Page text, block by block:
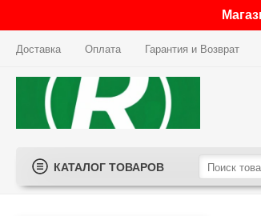
Доставка Оплата Гарантия и Возврат
КАТАЛОГ ТОВАРОВ